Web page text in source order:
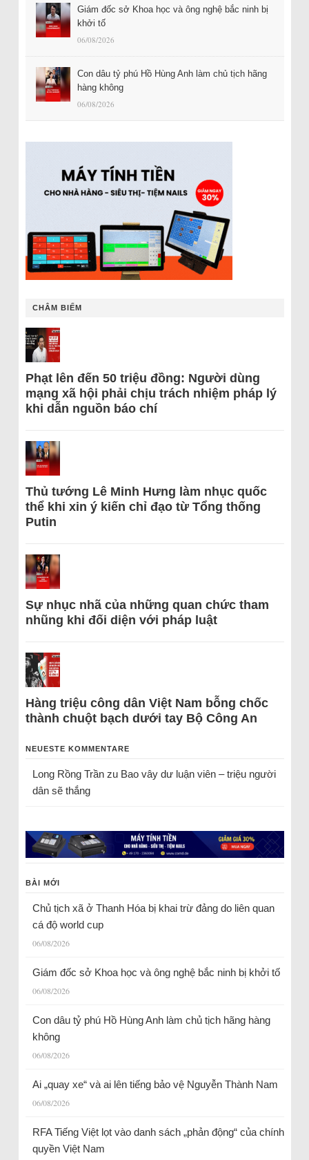
Giám đốc sở Khoa học và ông nghệ bắc ninh bị
khởi tố
06/08/2026
Con dâu tỷ phú Hồ Hùng Anh làm chủ tịch hãng
hàng không
06/08/2026
CHÂM BIẾM
Phạt lên đến 50 triệu đồng: Người dùng
mạng xã hội phải chịu trách nhiệm pháp lý
khi dẫn nguồn báo chí
Thủ tướng Lê Minh Hưng làm nhục quốc
thể khi xin ý kiến chỉ đạo từ Tổng thống
Putin
Sự nhục nhã của những quan chức tham
nhũng khi đối diện với pháp luật
Hàng triệu công dân Việt Nam bỗng chốc
thành chuột bạch dưới tay Bộ Công An
NEUESTE KOMMENTARE
Long Rồng Trầnzu Bao vây dư luận viên – triệu người
dân sẽ thắng
BÀI MỚI
Chủ tịch xã ở Thanh Hóa bị khai trừ đảng do liên quan
cá độ world cup
06/08/2026
Giám đốc sở Khoa học và ông nghệ bắc ninh bị khởi tố
06/08/2026
Con dâu tỷ phú Hồ Hùng Anh làm chủ tịch hãng hàng
không
06/08/2026
Ai „quay xe“ và ai lên tiếng bảo vệ Nguyễn Thành Nam
06/08/2026
RFA Tiếng Việt lọt vào danh sách „phản động“ của chính
quyền Việt Nam